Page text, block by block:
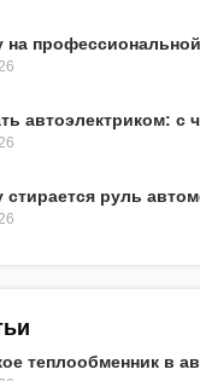
на
автоэлектриком: с
стирается руль
теплообменник в